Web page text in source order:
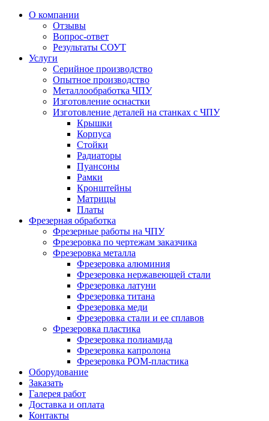
О компании
Отзывы
Вопрос-ответ
Результаты СОУТ
Услуги
Серийное производство
Опытное производство
Металлообработка ЧПУ
Изготовление оснастки
Изготовление деталей на станках с ЧПУ
Крышки
Корпуса
Стойки
Радиаторы
Пуансоны
Рамки
Кронштейны
Матрицы
Платы
Фрезерная обработка
Фрезерные работы на ЧПУ
Фрезеровка по чертежам заказчика
Фрезеровка металла
Фрезеровка алюминия
Фрезеровка нержавеющей стали
Фрезеровка латуни
Фрезеровка титана
Фрезеровка меди
Фрезеровка стали и ее сплавов
Фрезеровка пластика
Фрезеровка полиамида
Фрезеровка капролона
Фрезеровка РОМ-пластика
Оборудование
Заказать
Галерея работ
Доставка и оплата
Контакты